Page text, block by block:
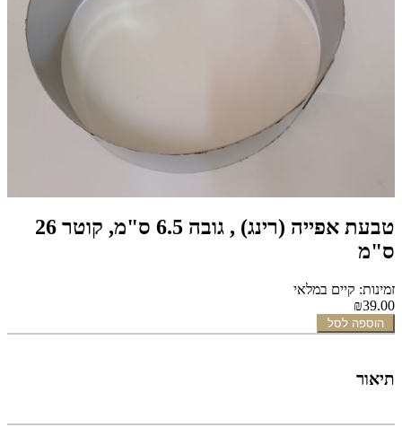
טבעת אפייה (רינג) , גובה 6.5 ס"מ, קוטר 26
ס"מ
זמינות: קיים במלאי
₪39.00
הוספה לסל
תיאור